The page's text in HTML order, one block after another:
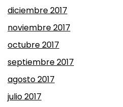
diciembre 2017
noviembre 2017
octubre 2017
septiembre 2017
agosto 2017
julio 2017